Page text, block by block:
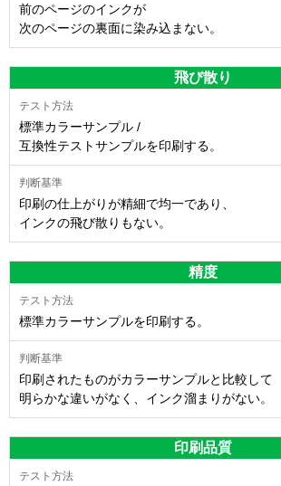
前のページのインクが
次のページの裏面に染み込まない。
飛び散り
標準カラーサンプル /
互換性テストサンプルを印刷する。
印刷の仕上がりが精細で均一であり、
インクの飛び散りもない。
精度
標準カラーサンプルを印刷する。
印刷されたものがカラーサンプルと比較して
明らかな違いがなく、インク溜まりがない。
印刷品質